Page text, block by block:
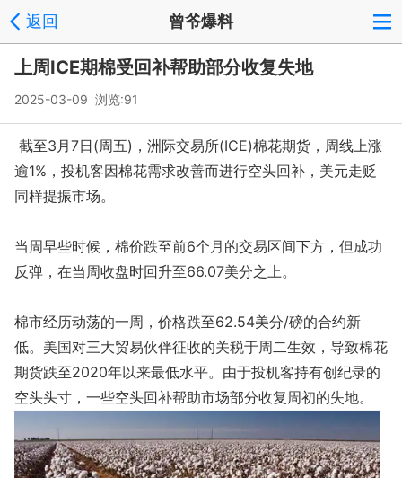
返回 曾爷爆料
上周ICE期棉受回补帮助部分收复失地
2025-03-09 浏览:91
截至3月7日(周五)，洲际交易所(ICE)棉花期货，周线上涨
逾1%，投机客因棉花需求改善而进行空头回补，美元走贬
同样提振市场。
当周早些时候，棉价跌至前6个月的交易区间下方，但成功
反弹，在当周收盘时回升至66.07美分之上。
棉市经历动荡的一周，价格跌至62.54美分/磅的合约新
低。美国对三大贸易伙伴征收的关税于周二生效，导致棉花
期货跌至2020年以来最低水平。由于投机客持有创纪录的
空头头寸，一些空头回补帮助市场部分收复周初的失地。